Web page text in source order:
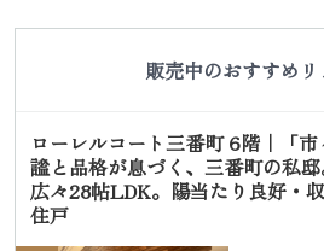
販売中のおすすめ
ローレルコート三番町 6階｜「
謐と品格が息づく、三番町の私邸
広々28帖LDK。陽当たり良好・
住戸